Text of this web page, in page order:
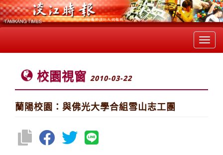
校園視窗 2010-03-22
蘭陽校園：與佛光大學合組雪山志工團